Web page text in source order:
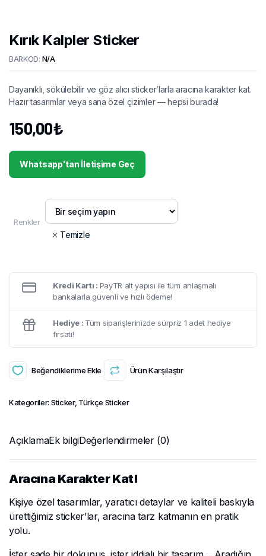
Kırık Kalpler Sticker
BARKOD: N/A
Dayanıklı, sökülebilir ve göz alıcı sticker’larla aracına karakter kat.
Hazır tasarımlar veya sana özel çizimler — hepsi burada!
150,00₺
Whatsapp'tan İletişime Geç
Renkler
Temizle
Kredi Kartı : PayTR alt yapısı ile tüm anlaşmalı
bankalarla güvenli ve hızlı ödeme!
Hediye : Tüm siparişlerinizde sürpriz 1 adet hediye
fırsatı!
Beğendiklerime Ekle Ürün Karşılaştır
Kategoriler: Sticker, Türkçe Sticker
AçıklamaEk bilgiDeğerlendirmeler (0)
Aracına Karakter Kat!
Kişiye özel tasarımlar, yaratıcı detaylar ve kaliteli baskıyla
ürettiğimiz sticker’lar, aracına tarz katmanın en pratik
yolu.